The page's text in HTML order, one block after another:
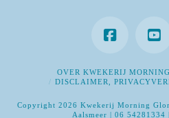
OVER KWEKERIJ
DISCLAIMER,
Copyright 2026 Kwekerij Morning
Aalsmeer | 06 54281334